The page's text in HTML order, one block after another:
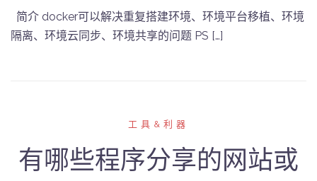
简介 docker可以解决重复搭建环境、环境平台移植、环境
隔离、环境云同步、环境共享的问题 PS […]
工具&利器
有哪些程序分享的网站或